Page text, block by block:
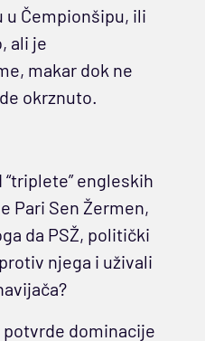
u Čempionšipu, ili
ali je
makar dok ne
okrznuto.
engleskih
Pari Sen Žermen,
da PSŽ, politički
njega i uživali
potvrde dominacije